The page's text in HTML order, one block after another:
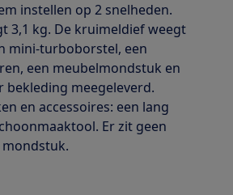
instellen op 2 snelheden.
3,1 kg. De kruimeldief weegt
mini-turboborstel, een
een meubelmondstuk en
bekleding meegeleverd.
en accessoires: een lang
Er zit geen